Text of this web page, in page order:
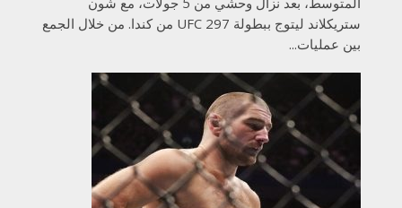
ستريكلاند ليتوج ببطولة UFC 297 من كندا. من خلال الجمع
بين عمليات...